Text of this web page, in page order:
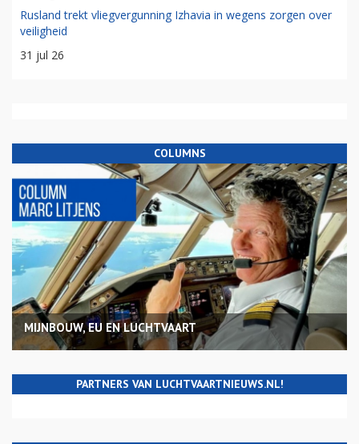
Rusland trekt vliegvergunning Izhavia in wegens zorgen over
veiligheid
31 jul 26
COLUMNS
MIJNBOUW, EU EN LUCHTVAART
PARTNERS VAN LUCHTVAARTNIEUWS.NL!